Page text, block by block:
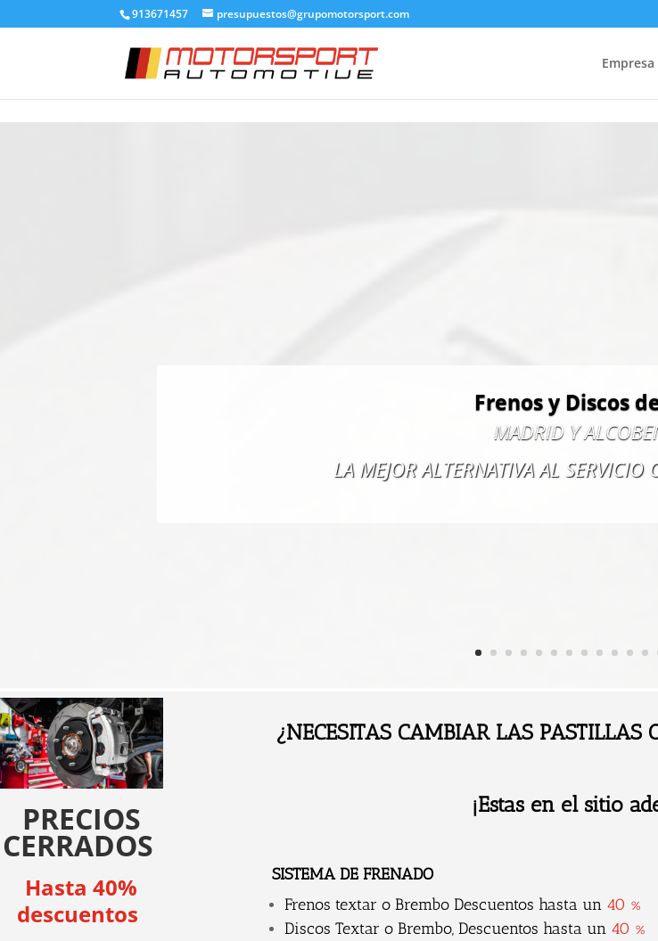
913671457 presupuestos@grupomotorsport.com
Empresa
Frenos y Discos
MADRID Y
LA MEJOR ALTERNATIVA AL SERVICIO
PRECIOS
CERRADOS
Hasta 40%
descuentos
¿NECESITAS CAMBIAR LAS PASTILLAS
¡Estas en el sitio
SISTEMA DE FRENADO
Frenos textar o Brembo Descuentos hasta un 40 %
Discos Textar o Brembo, Descuentos hasta un 40 %